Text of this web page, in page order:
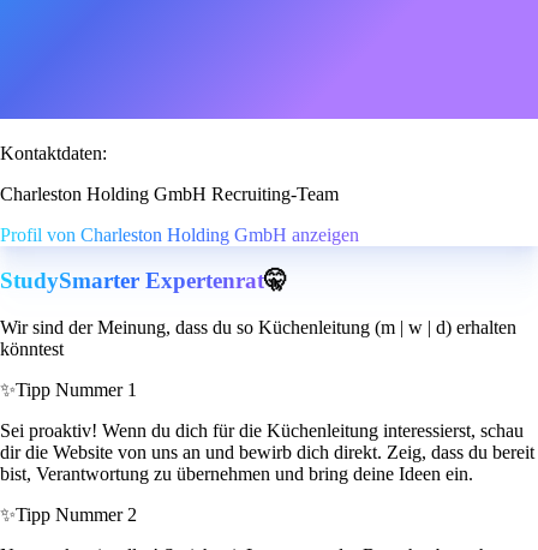
Kontaktdaten:
Charleston Holding GmbH Recruiting-Team
Profil von Charleston Holding GmbH anzeigen
StudySmarter Expertenrat🤫
Wir sind der Meinung, dass du so Küchenleitung (m | w | d) erhalten
könntest
✨Tipp Nummer 1
Sei proaktiv! Wenn du dich für die Küchenleitung interessierst, schau
dir die Website von uns an und bewirb dich direkt. Zeig, dass du bereit
bist, Verantwortung zu übernehmen und bring deine Ideen ein.
✨Tipp Nummer 2